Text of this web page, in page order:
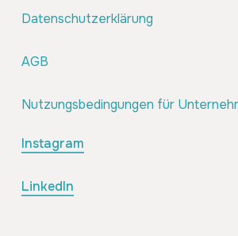
Datenschutzerklärung
AGB
Nutzungsbedingungen für
Instagram
LinkedIn